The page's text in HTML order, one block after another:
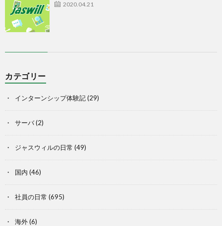
2020.04.21
カテゴリー
インターンシップ体験記(29)
サーバ(2)
ジャスウィルの日常 (49)
国内 (46)
社員の日常 (695)
海外(6)